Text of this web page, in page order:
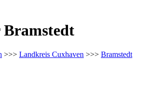
Bramstedt
>>> Landkreis Cuxhaven >>> Bramstedt